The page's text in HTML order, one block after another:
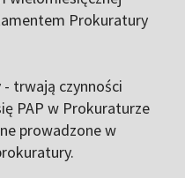
Prokuratury
- trwają czynności
PAP w Prokuraturze
prowadzone w